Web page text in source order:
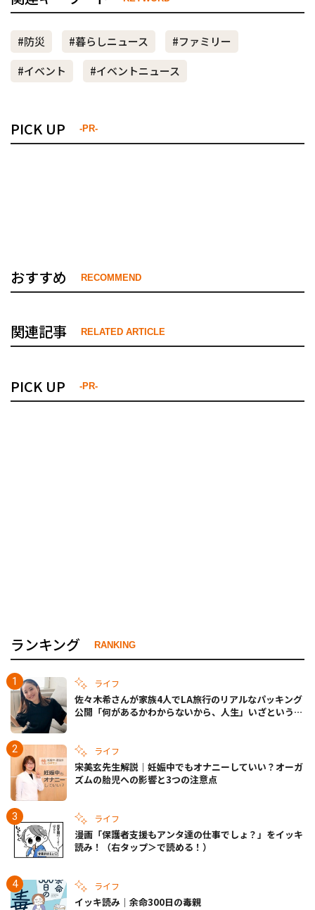
#防災 #暮らしニュース
#ファミリー
#イベント
#イベントニュース
PICK UP -PR-
おすすめ RECOMMEND
関連記事 RELATED ARTICLE
PICK UP -PR-
ランキング RANKING
ライフ
佐々木希さんが家族4人でLA旅行のリアルなパッキング
公開「何があるかわからないから、人生」いざというと
ライフ
宋美玄先生解説｜妊娠中でもオナニーしていい？オーガ
ズムの胎児への影響と3つの注意点
ライフ
漫画「保護者支援もアンタ達の仕事でしょ？」をイッキ
読み！（右タップ＞で読める！）
ライフ
イッキ読み｜余命300日の毒親